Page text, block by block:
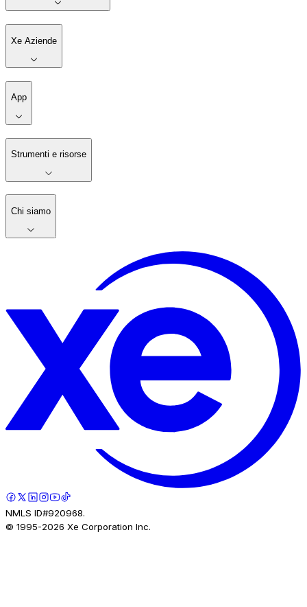
Xe Aziende
App
Strumenti e risorse
Chi siamo
NMLS ID#920968.
© 1995-2026 Xe Corporation Inc.